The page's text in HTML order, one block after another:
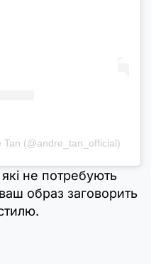
(@andre_tan_official)
не потребують
образ заговорить